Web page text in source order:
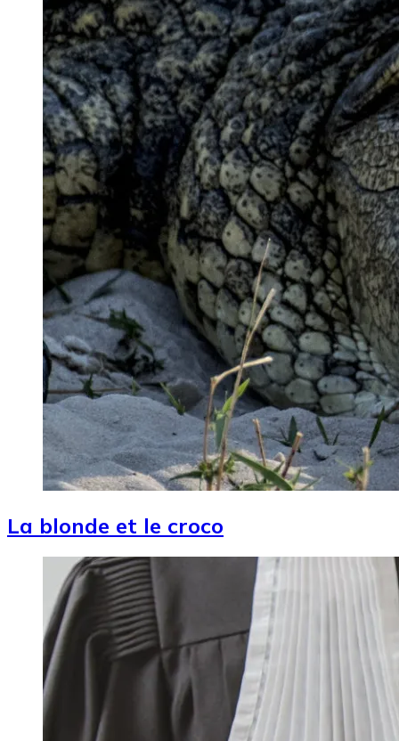
La blonde et le croco
Image